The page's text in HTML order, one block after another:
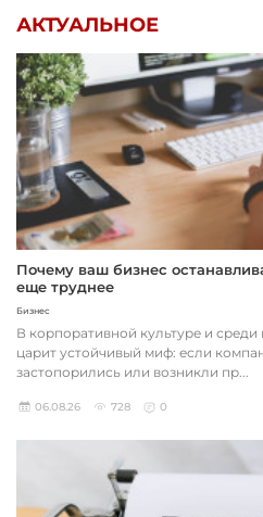
АКТУАЛЬНОЕ
Почему ваш бизнес
еще труднее
Бизнес
В корпоративной культуре и
царит устойчивый миф: если
застопорились или возникли пр...
06.08.26 728 0